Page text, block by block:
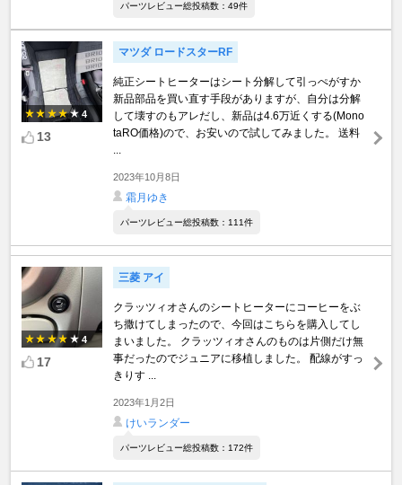
パーツレビュー総投稿数：49件
4
13
マツダ ロードスターRF
純正シートヒーターはシート分解して引っぺがすか
新品部品を買い直す手段がありますが、自分は分解
して壊すのもアレだし、新品は4.6万近くする(Mono
taRO価格)ので、お安いので試してみました。 送料
...
2023年10月8日
霜月ゆき
パーツレビュー総投稿数：111件
4
17
三菱 アイ
クラッツィオさんのシートヒーターにコーヒーをぶ
ち撒けてしまったので、今回はこちらを購入してし
まいました。 クラッツィオさんのものは片側だけ無
事だったのでジュニアに移植しました。 配線がすっ
きりす ...
2023年1月2日
けいランダー
パーツレビュー総投稿数：172件